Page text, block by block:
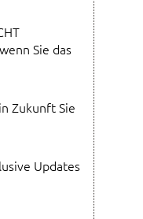
Sie das
Zukunft Sie
Updates